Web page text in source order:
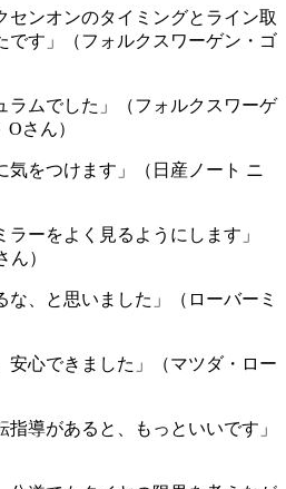
センオンのタイミングとライン取
です」（フォルクスワーゲン・ゴ
ラムでした」（フォルクスワーゲ
さん）
気をつけます」（日産ノート ニ
ラーをよく見るようにします」
ん）
な、と思いました」（ローバーミ
安心できました」（マツダ・ロー
指導があると、もっといいです」